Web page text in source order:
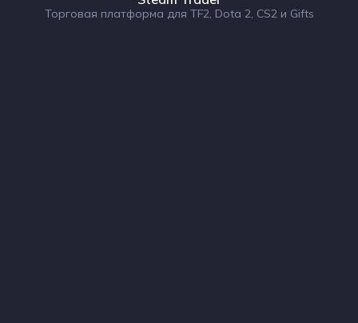
Торговая платформа для TF2, Dota 2, CS2 и Gifts